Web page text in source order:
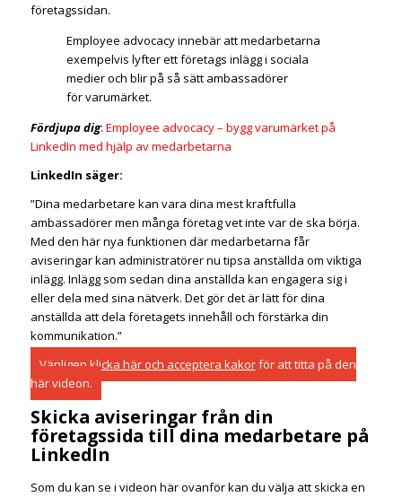
företagssidan.
Employee advocacy innebär att medarbetarna
exempelvis lyfter ett företags inlägg i sociala
medier och blir på så sätt ambassadörer
för varumärket.
Fördjupa dig: Employee advocacy – bygg varumärket på
LinkedIn med hjälp av medarbetarna
LinkedIn säger:
”Dina medarbetare kan vara dina mest kraftfulla
ambassadörer men många företag vet inte var de ska börja.
Med den här nya funktionen där medarbetarna får
aviseringar kan administratörer nu tipsa anställda om viktiga
inlägg. Inlägg som sedan dina anställda kan engagera sig i
eller dela med sina nätverk. Det gör det är lätt för dina
anställda att dela företagets innehåll och förstärka din
kommunikation.”
Vänligen klicka här och acceptera kakorför att titta på den
här videon.
Skicka aviseringar från din
företagssida till dina medarbetare på
LinkedIn
Som du kan se i videon här ovanför kan du välja att skicka en